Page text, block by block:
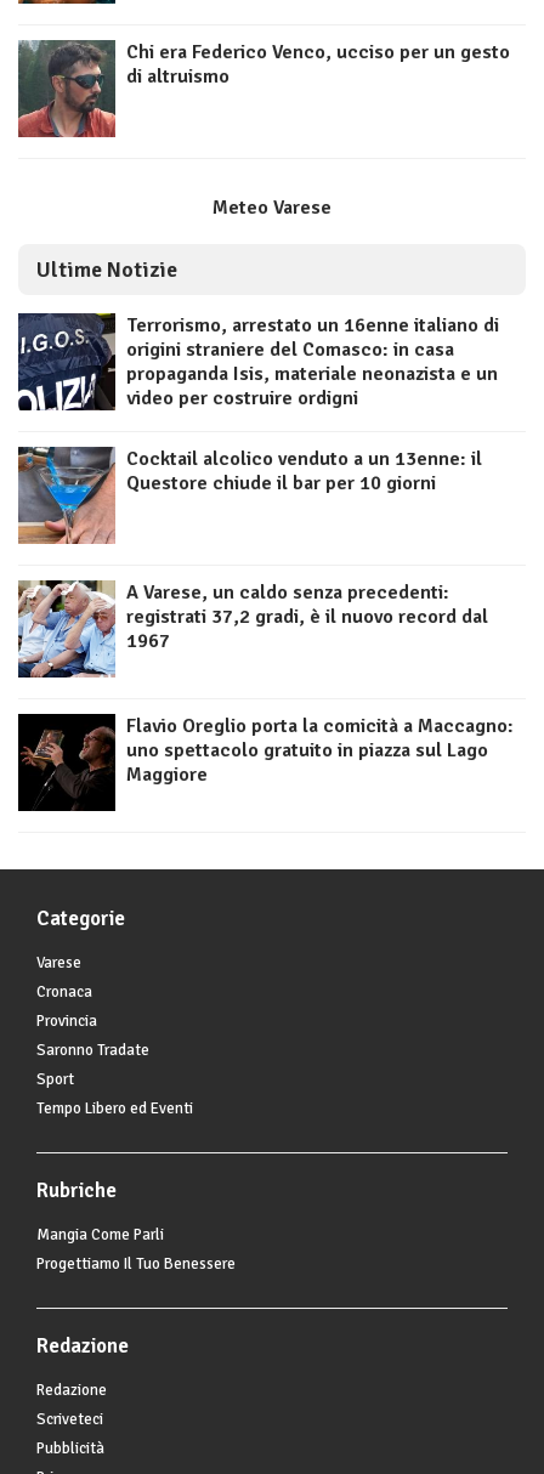
Chi era Federico Venco, ucciso per un gesto
di altruismo
Meteo Varese
Ultime Notizie
Terrorismo, arrestato un 16enne italiano di
origini straniere del Comasco: in casa
propaganda Isis, materiale neonazista e un
video per costruire ordigni
Cocktail alcolico venduto a un 13enne: il
Questore chiude il bar per 10 giorni
A Varese, un caldo senza precedenti:
registrati 37,2 gradi, è il nuovo record dal
1967
Flavio Oreglio porta la comicità a Maccagno:
uno spettacolo gratuito in piazza sul Lago
Maggiore
Categorie
Varese
Cronaca
Provincia
Saronno Tradate
Sport
Tempo Libero ed Eventi
Rubriche
Mangia Come Parli
Progettiamo Il Tuo Benessere
Redazione
Redazione
Scriveteci
Pubblicità